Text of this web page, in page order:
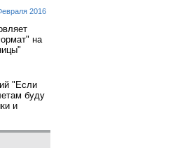
2016
на
"Если
буду
и